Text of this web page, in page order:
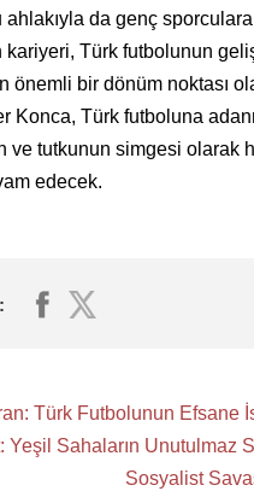
ahlakıyla da genç
kariyeri, Türk futbolunun
önemli bir dönüm noktası
Konca, Türk futboluna
ve tutkunun simgesi olarak
edecek.
Türk Futbolunun Efsane
Yeşil Sahaların Unutulmaz
Sosyalist